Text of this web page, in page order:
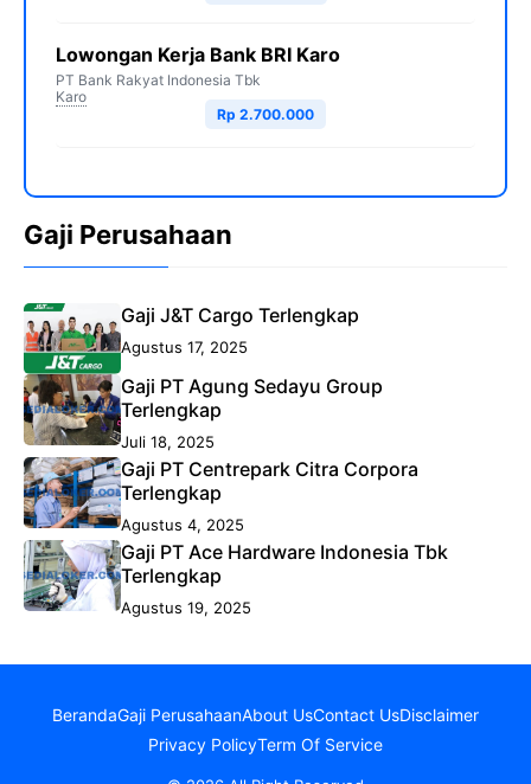
Lowongan Kerja Bank BRI Karo
PT Bank Rakyat Indonesia Tbk
Karo
Rp 2.700.000
Gaji Perusahaan
Gaji J&T Cargo Terlengkap
Agustus 17, 2025
Gaji PT Agung Sedayu Group
Terlengkap
Juli 18, 2025
Gaji PT Centrepark Citra Corpora
Terlengkap
Agustus 4, 2025
Gaji PT Ace Hardware Indonesia Tbk
Terlengkap
Agustus 19, 2025
BerandaGaji PerusahaanAbout UsContact UsDisclaimer
Privacy PolicyTerm Of Service